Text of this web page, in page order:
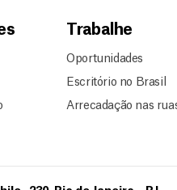
Trabalhe
Oportunidades
Escritório no Brasil
Arrecadação nas